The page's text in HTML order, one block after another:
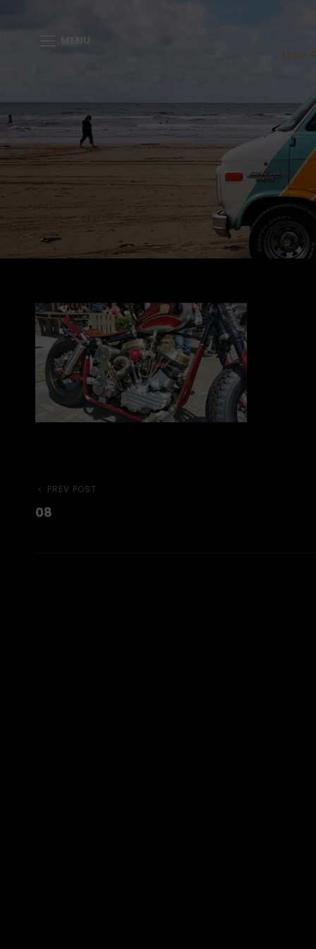
MENU
Love,
Beitragsnavigation
Previous
Post
PREV POST
08